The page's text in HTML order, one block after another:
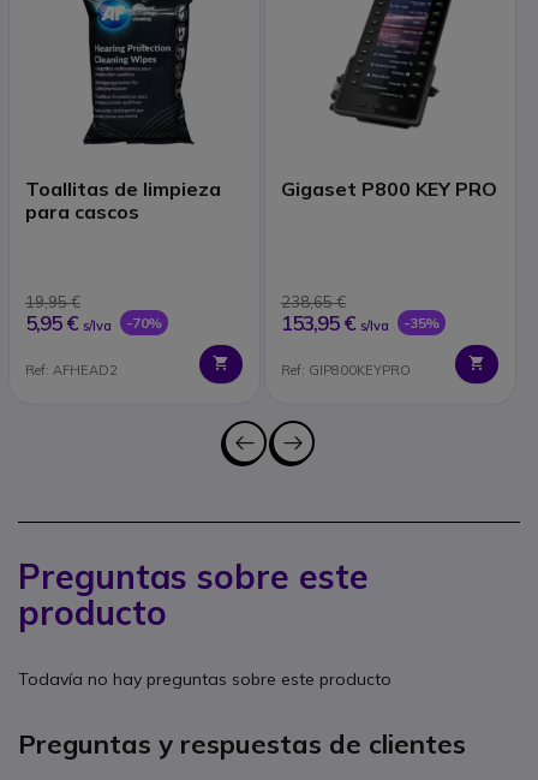
Toallitas de limpieza
para cascos
19,95 €
5,95 € s/Iva -70%
Ref: AFHEAD2
Gigaset P800 KEY PRO
238,65 €
153,95 € s/Iva -35%
Ref: GIP800KEYPRO
Preguntas sobre este
producto
Todavía no hay preguntas sobre este producto
Preguntas y respuestas de clientes